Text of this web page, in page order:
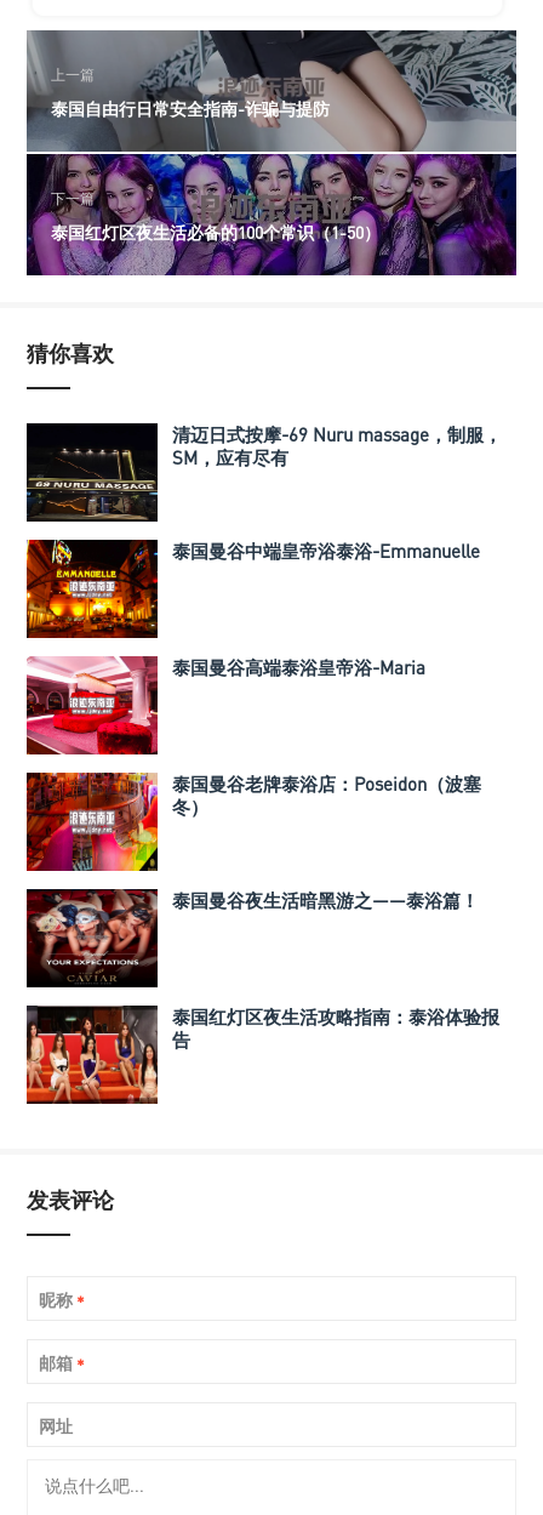
上一篇
泰国自由行日常安全指南-诈骗与提防
下一篇
泰国红灯区夜生活必备的100个常识（1-50）
猜你喜欢
清迈日式按摩-69 Nuru massage，制服，
SM，应有尽有
泰国曼谷中端皇帝浴泰浴-Emmanuelle
泰国曼谷高端泰浴皇帝浴-Maria
泰国曼谷老牌泰浴店：Poseidon（波塞
冬）
泰国曼谷夜生活暗黑游之——泰浴篇！
泰国红灯区夜生活攻略指南：泰浴体验报
告
发表评论
昵称 *
邮箱 *
网址